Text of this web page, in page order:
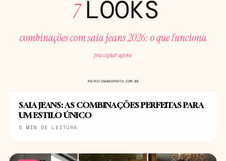
SAIA JEANS: AS COMBINAÇÕES PERFEITAS PARA
UM ESTILO ÚNICO
5 MIN DE LEITURA